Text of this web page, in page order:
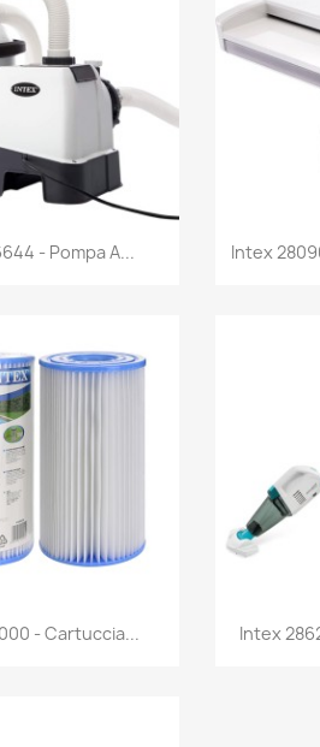
Anteprima
- Pompa A... Intex
Anteprima
- Cartuccia... Intex